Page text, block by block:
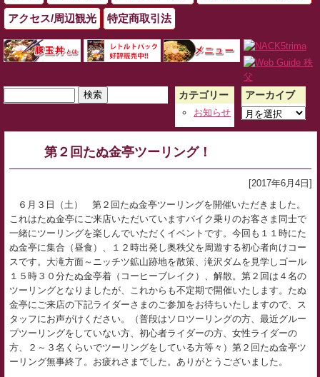
アクセス/周辺観光 特定商取引法
索:
カテゴリー
お知らせ
アーカイブ
ア
ブ
第２回たぬ金亭ツーリング！
[2017年6月4日]
６月３日（土） 第２回たぬ金亭ツーリングを開催いただきました。
これはたぬ金亭にご来店いただいていますバイク乗りのお客さま同士で
一緒にツーリングを楽しんでいただくイベントです。今回も１１時にた
ぬ金亭に集合（昼食）、１２時出発し奥秩父を周遊する初心者向けコー
スです。大滝方面～ニッチツ鉱山跡地を散策、滝沢ダムを見学しゴール
１５時３０分たぬ金亭着（コーヒーブレイク）、解散。第２回は４名の
ツーリングとなりましたが、これからも不定期で開催いたします。たぬ
金亭にご来店の下記ライダーさまのご参加をお待ちいたしますので、ス
タッフにお声がけください。（普段はソロツーリングの方、最近グルー
プツーリングをしていない方、初心者ライダーの方、女性ライダーの
方、２～３名くらいでツーリングをしている方等々）第２回たぬ金亭ツ
ーリング無事終了。お疲れさまでした。ありがとうございました。